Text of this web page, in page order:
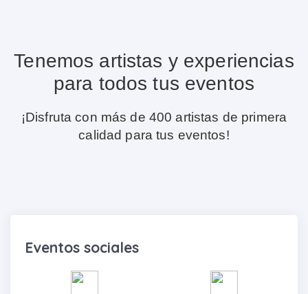
Tenemos artistas y experiencias
para todos tus eventos
¡Disfruta con más de 400 artistas de primera
calidad para tus eventos!
Eventos sociales